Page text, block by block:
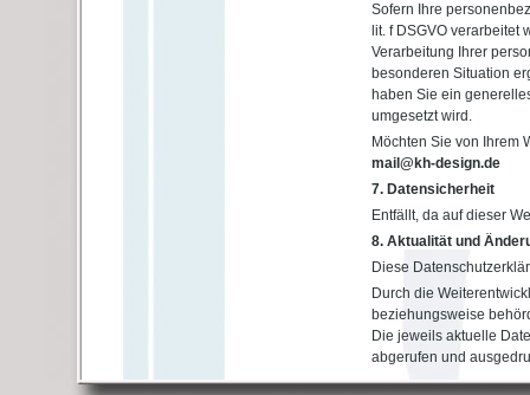
Sofern Ihre
lit. f DSGVO verarbeitet
Verarbeitung Ihrer
besonderen Situation
haben Sie ein
umgesetzt wird.
Möchten Sie von Ihrem
mail@kh-design.de
7. Datensicherheit
Entfällt, da auf dieser
8. Aktualität und
Diese
Durch die
beziehungsweise
Die jeweils aktuelle
abgerufen und